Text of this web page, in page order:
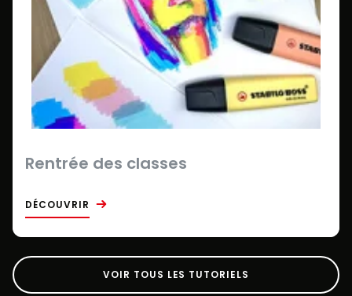
Rentrée des classes
DÉCOUVRIR
VOIR TOUS LES TUTORIELS